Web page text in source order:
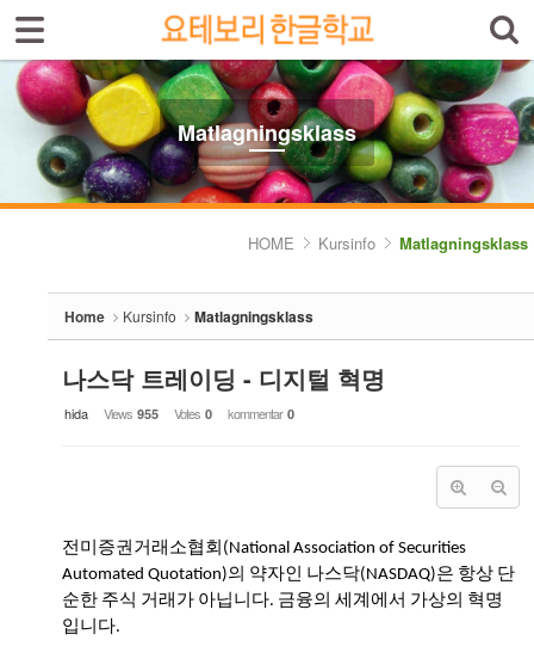
Matlagningsklass
HOME Kursinfo Matlagningsklass
Home Kursinfo Matlagningsklass
나스닥 트레이딩 - 디지털 혁명
hida Views 955 Votes 0 kommentar 0
전미증권거래소협회(National Association of Securities
Automated Quotation)의 약자인 나스닥(NASDAQ)은 항상 단
순한 주식 거래가 아닙니다. 금융의 세계에서 가상의 혁명
입니다.
Sign In Sign Up
Select language
Introduktion av skolan
Skolinfo
- Barnklass (5-6år)
- Nybörjarnivå (Vuxen)
- Grundnivå (Vuxen)
- Kvällskurs på tisdagar
- Matlagningsklass
Sketchbook5, 스케치북5
Sketchbook5, 스케치북5